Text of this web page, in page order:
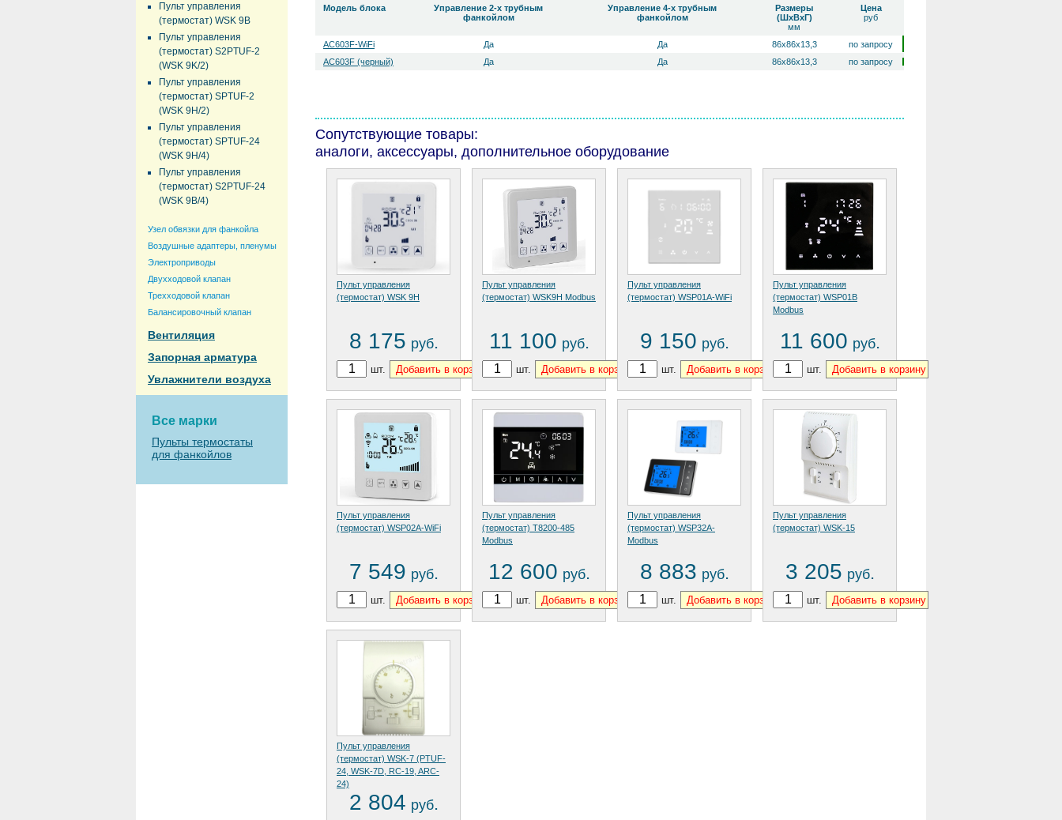
Пульт управления
(термостат) WSK 9B
Пульт управления
(термостат) S2PTUF-2
(WSK 9K/2)
Пульт управления
(термостат) SPTUF-2
(WSK 9H/2)
Пульт управления
(термостат) SPTUF-24
(WSK 9H/4)
Пульт управления
(термостат) S2PTUF-24
(WSK 9B/4)
Узел обвязки для фанкойла
Воздушные адаптеры, пленумы
Электроприводы
Двухходовой клапан
Трехходовой клапан
Балансировочный клапан
Вентиляция
Запорная арматура
Увлажнители воздуха
Все марки
Пульты термостаты
для фанкойлов
Модель блока
Управление 2-х трубным
фанкойлом
Управление 4-х трубным
фанкойлом
Размеры
(ШхВхГ)
мм
Цена
руб
AC603F-WiFi Да Да 86x86x13,3
по запросу
AC603F (черный)
Да Да 86x86x13,3 по запросу
Сопутствующие товары:
аналоги, аксессуары, дополнительное оборудование
Пульт управления
(термостат) WSK 9H
8 175 руб.
шт.
Пульт управления
(термостат) WSK9H Modbus
11 100 руб.
шт.
Пульт управления
(термостат) WSP01A-WiFi
9 150 руб.
шт.
Пульт управления
(термостат) WSP01B
Modbus
11 600 руб.
шт.
Пульт управления
(термостат) WSP02A-WiFi
7 549 руб.
шт.
Пульт управления
(термостат) T8200-485
Modbus
12 600 руб.
шт.
Пульт управления
(термостат) WSP32A-
Modbus
8 883 руб.
шт.
Пульт управления
(термостат) WSK-15
3 205 руб.
шт.
Пульт управления
(термостат) WSK-7 (PTUF-
24, WSK-7D, RC-19, ARC-
24)
2 804 руб.